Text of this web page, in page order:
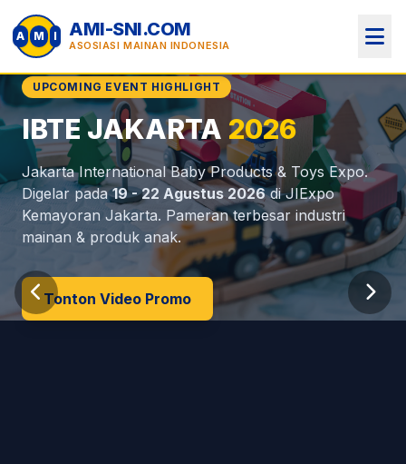
A M I AMI-SNI.COM
ASOSIASI MAINAN INDONESIA
(AMI)
UPCOMING EVENT HIGHLIGHT
IBTE JAKARTA 2026
Jakarta International Baby Products & Toys Expo.
Digelar pada19 - 22 Agustus 2026di JIExpo
Kemayoran Jakarta. Pameran terbesar industri
mainan & produk anak.
Tonton Video Promo
Perlindungan Anak
Indonesia
MOU Internasional
Dokumen & MOU